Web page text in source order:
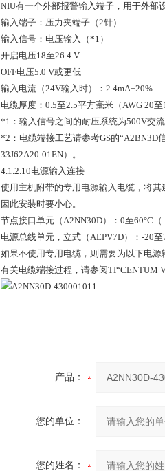
NIU有一个外部报警输入端子，用于外部
输入端子：压力夹端子（2针）
输入信号：电压输入（*1）
开启电压18至26.4 V
OFF电压5.0 V或更低
输入电流（24V输入时）：2.4mA±20%
电缆厚度：0.5至2.5平方毫米（AWG 20至
*1：输入信号之间的耐压系统为500V交流
*2：电缆端接工艺请参考GS的“A2BN3D
33J62A20-01EN）。
4.1.2.10电源输入连接
使用主机附带的专用电源输入电缆，将其
因此安装时要小心。
节点接口单元（A2NN30D）：0至60°C（
电源总线单元，立式（AEPV7D）：-20至
如果不使用专用电缆，则需要为以下电源
有关电缆端接过程，请参阅TI“CENTUM
产品：
您的单位：
您的姓名：